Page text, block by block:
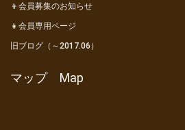
👦会員募集のお知らせ
👧会員専用ページ
旧ブログ（～2017.06）
マップ Map